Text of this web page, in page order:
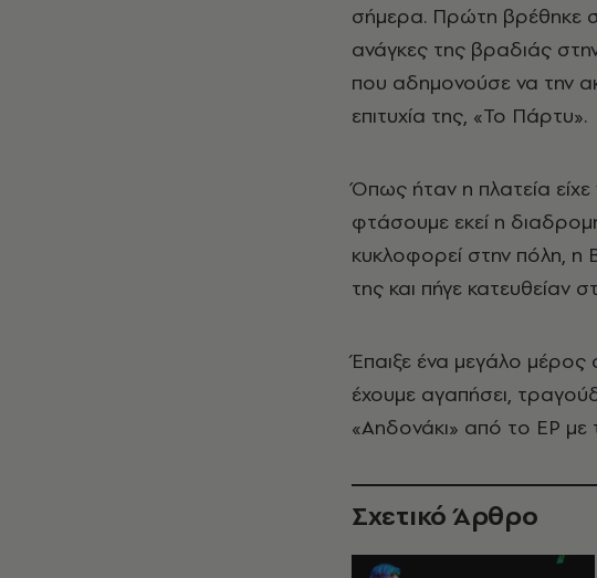
σήμερα. Πρώτη βρέθηκε
ανάγκες της βραδιάς
που αδημονούσε να την
επιτυχία της, «Το Πάρτυ».
Όπως ήταν η πλατεία είχε
φτάσουμε εκεί η
κυκλοφορεί στην πόλη,
της και πήγε κατευθείαν
Έπαιξε ένα μεγάλο μέρος
έχουμε αγαπήσει,
«Αηδονάκι» από το EP με
Σχετικό Άρθρο